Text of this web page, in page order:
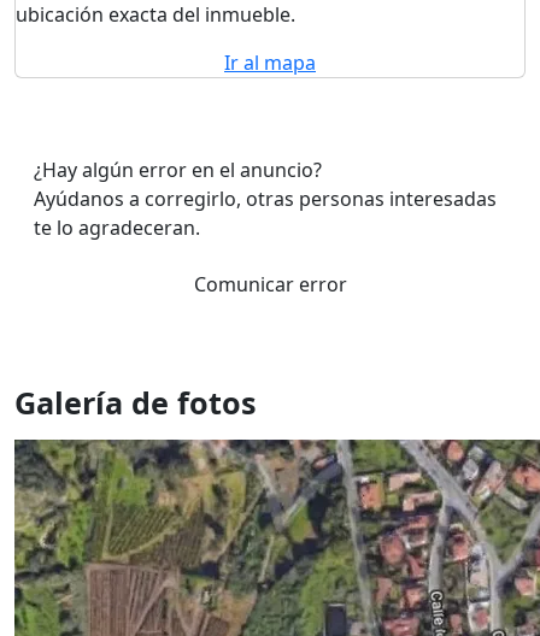
ubicación exacta del inmueble.
Ir al mapa
¿Hay algún error en el anuncio?
Ayúdanos a corregirlo, otras personas interesadas
te lo agradeceran.
Comunicar error
Galería de fotos